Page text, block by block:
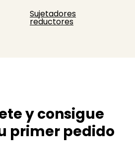
Sujetadores
reductores
y consigue
primer pedido